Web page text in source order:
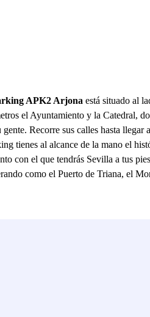
APK2 Arjona está situado al
el Ayuntamiento y la Catedral,
Recorre sus calles hasta
tienes al alcance de la mano el
con el que tendrás Sevilla a tus
como el Puerto de Triana, el